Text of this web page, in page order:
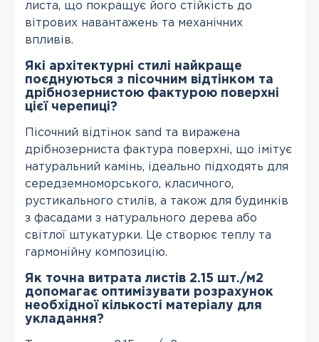
листа, що покращує його стійкість до
вітрових навантажень та механічних
впливів.
Які архітектурні стилі найкраще
поєднуються з пісочним відтінком та
дрібнозернистою фактурою поверхні
цієї черепиці?
Пісочний відтінок sand та виражена
дрібнозерниста фактура поверхні, що імітує
натуральний камінь, ідеально підходять для
середземноморського, класичного,
рустикального стилів, а також для будинків
з фасадами з натурального дерева або
світлої штукатурки. Це створює теплу та
гармонійну композицію.
Як точна витрата листів 2.15 шт./м2
допомагає оптимізувати розрахунок
необхідної кількості матеріалу для
укладання?